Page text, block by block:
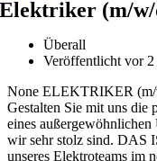
Elektriker (m/
Überall
Veröffentlicht vor 2
None ELEKTRIKER
Gestalten Sie mit uns die
eines außergewöhnlichen
wir sehr stolz sind. DAS
unseres Elektroteams im